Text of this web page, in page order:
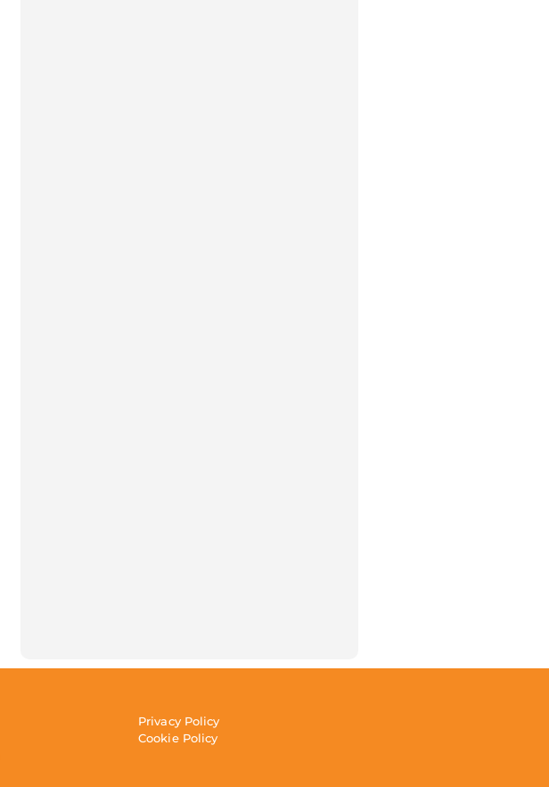
Privacy Policy
Cookie Policy